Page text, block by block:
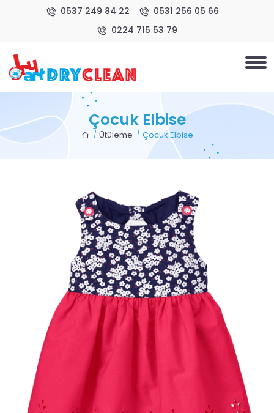
0537 249 84 22
0531 256 05 66
0224 715 53 79
Çocuk Elbise
Ütüleme Çocuk Elbise